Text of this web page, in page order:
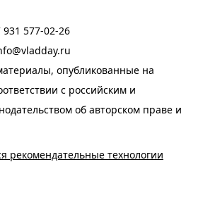
931 577-02-26
опубликованные на
с российским и
об авторском праве и
рекомендательные технологии